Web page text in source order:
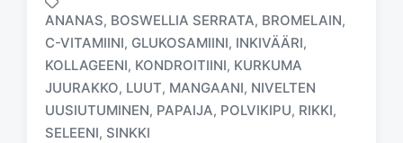
a
g
g
ANANAS, BOSWELLIA SERRATA, BROMELAIN,
C-VITAMIINI, GLUKOSAMIINI, INKIVÄÄRI,
KOLLAGEENI, KONDROITIINI, KURKUMA
JUURAKKO, LUUT, MANGAANI, NIVELTEN
UUSIUTUMINEN, PAPAIJA, POLVIKIPU, RIKKI,
SELEENI, SINKKI